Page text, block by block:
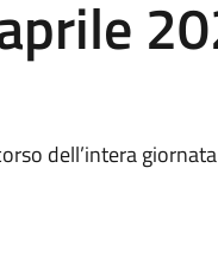
dell’intera